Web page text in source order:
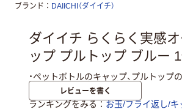
ブランド DAIICHI（ダイイチ）
ダイイチ らくらく実感
ップ プルトップ ブルー 1
・ペットボトルのキャップ、プルトップ
レビューを書く
ランキングをみる お玉/フライ返し/キ